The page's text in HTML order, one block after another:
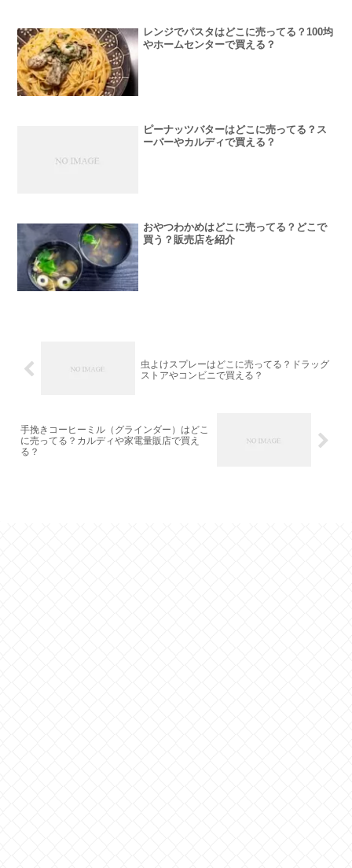
レンジでパスタはどこに売ってる？100均
やホームセンターで買える？
ピーナッツバターはどこに売ってる？ス
ーパーやカルディで買える？
おやつわかめはどこに売ってる？どこで
買う？販売店を紹介
虫よけスプレーはどこに売ってる？ドラッグ
ストアやコンビニで買える？
手挽きコーヒーミル（グラインダー）はどこ
に売ってる？カルディや家電量販店で買え
る？